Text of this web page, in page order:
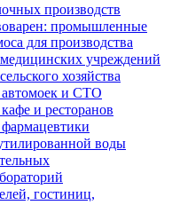
производств
промышленные
для производства
учреждений
хозяйства
и СТО
и ресторанов
воды
гостиниц,